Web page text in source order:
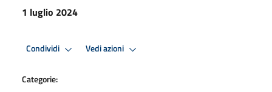
1 luglio 2024
Condividi Vedi azioni
Categorie: